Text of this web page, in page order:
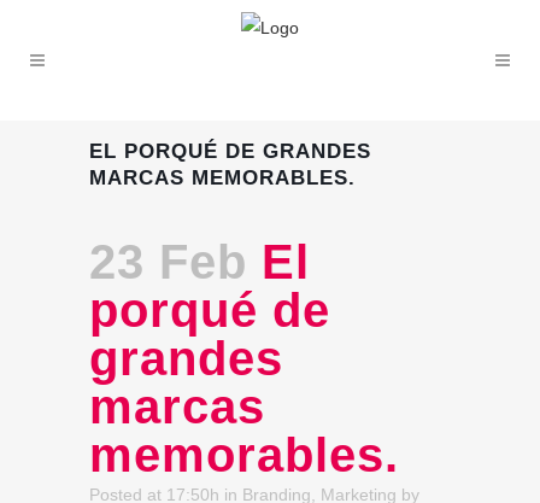
EL PORQUÉ DE GRANDES
MARCAS MEMORABLES.
23 Feb El
porqué de
grandes
marcas
memorables.
Posted at 17:50h in Branding Marketing by